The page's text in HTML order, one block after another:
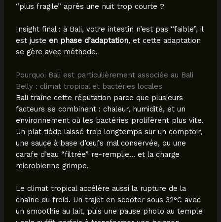
“plus fragile” après une nuit trop courte ?
Insight final : à Bali, votre intestin n’est pas “faible”, il
est juste en phase d’adaptation, et cette adaptation
se gère avec méthode.
Pourquoi Bali est particulièrement associée au Bali
Belly : climat tropical et bactéries locales
Bali traîne cette réputation parce que plusieurs
facteurs se combinent : chaleur, humidité, et un
environnement où les bactéries prolifèrent plus vite.
Un plat tiède laissé trop longtemps sur un comptoir,
une sauce à base d’œufs mal conservée, ou une
carafe d’eau “filtrée” re-remplie… et la charge
microbienne grimpe.
Le climat tropical accélère aussi la rupture de la
chaîne du froid. Un trajet en scooter sous 32°C avec
un smoothie au lait, puis une pause photo au temple